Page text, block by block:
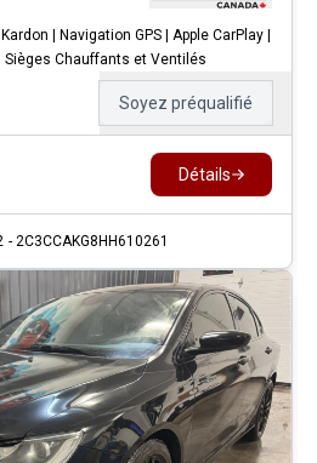
| Navigation GPS | Apple CarPlay |
Sièges Chauffants et Ventilés
Soyez préqualifié
Détails
- 2C3CCAKG8HH610261